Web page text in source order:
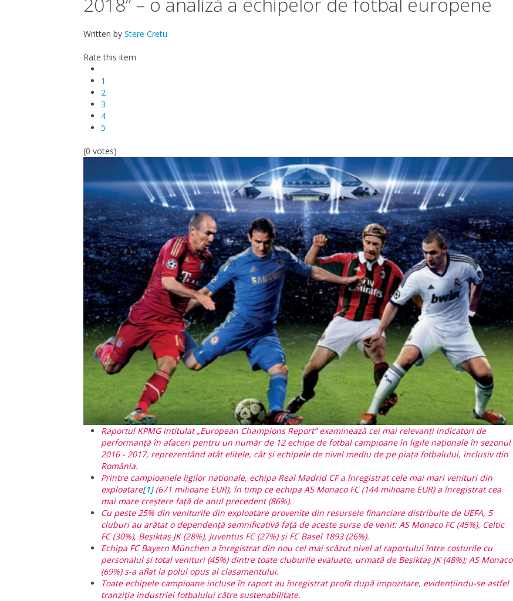
Written by Stere Cretu
Rate this item
1
2
3
4
5
(0 votes)
Raportul KPMG intitulat „European Champions Report” examinează cei mai relevanți indicatori de
performanță în afaceri pentru un număr de 12 echipe de fotbal campioane în ligile naționale în sezonul
2016 - 2017, reprezentând atât elitele, cât și echipele de nivel mediu de pe piața fotbalului, inclusiv din
România.
Printre campioanele ligilor nationale, echipa Real Madrid CF a înregistrat cele mai mari venituri din
exploatare[1](671 milioane EUR), în timp ce echipa AS Monaco FC (144 milioane EUR) a înregistrat cea
mai mare creștere față de anul precedent (86%).
Cu peste 25% din veniturile din exploatare provenite din resursele financiare distribuite de UEFA, 5
cluburi au arătat o dependență semnificativă față de aceste surse de venit: AS Monaco FC (45%), Celtic
FC (30%), Beşiktaş JK (28%), Juventus FC (27%) și FC Basel 1893 (26%).
Echipa FC Bayern München a înregistrat din nou cel mai scăzut nivel al raportului între costurile cu
personalul și total venituri (45%) dintre toate cluburile evaluate, urmată de Beşiktaş JK (48%); AS Monaco
(69%) s-a aflat la polul opus al clasamentului.
Toate echipele campioane incluse în raport au înregistrat profit după impozitare, evidențiindu-se astfel
tranziția industriei fotbalului către sustenabilitate.